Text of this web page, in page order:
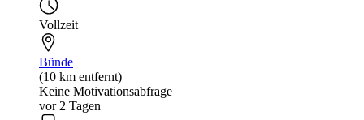
Vollzeit
Bünde
(10 km entfernt)
Keine Motivationsabfrage
vor 2 Tagen